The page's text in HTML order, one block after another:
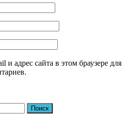
и адрес сайта в этом браузере для